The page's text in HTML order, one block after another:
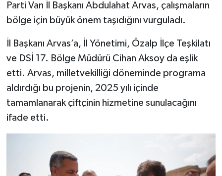
Parti Van İl Başkanı Abdulahat Arvas, çalışmaların
bölge için büyük önem taşıdığını vurguladı.
İl Başkanı Arvas’a, İl Yönetimi, Özalp İlçe Teşkilatı
ve DSİ 17. Bölge Müdürü Cihan Aksoy da eşlik
etti. Arvas, milletvekilliği döneminde programa
aldırdığı bu projenin, 2025 yılı içinde
tamamlanarak çiftçinin hizmetine sunulacağını
ifade etti.